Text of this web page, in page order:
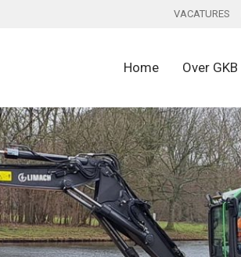
VACATURES
Home Over GKB